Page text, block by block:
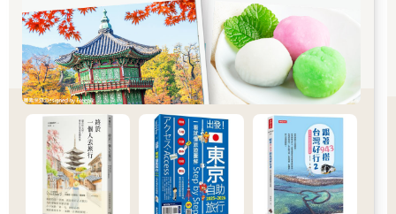
[短袖]最好選擇能夠快乾的聚酯纖維材質，大部分運動品牌都有
賣。棉質的比較重，容易吸汗不易乾。
[牛仔褲]雖然不適合登山，但如果不想在都市看起來像探險者，這
可是必須品。建議找輕盈一點的牛仔布，在登機時穿能減少行李
的重量。
[兩段式登山褲]一件褲子可以當長褲與短褲。注意拉鍊位置不要卡
在膝蓋，不然變成短褲後，穿起來會不舒服。
[洋裝]女生最好帶一件輕薄的洋裝，去餐廳時可搭配。